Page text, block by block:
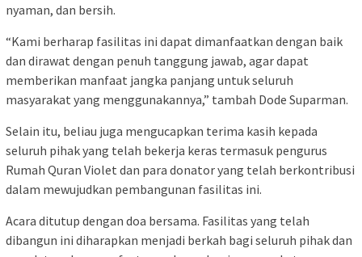
nyaman, dan bersih.
“Kami berharap fasilitas ini dapat dimanfaatkan dengan baik
dan dirawat dengan penuh tanggung jawab, agar dapat
memberikan manfaat jangka panjang untuk seluruh
masyarakat yang menggunakannya,” tambah Dode Suparman.
Selain itu, beliau juga mengucapkan terima kasih kepada
seluruh pihak yang telah bekerja keras termasuk pengurus
Rumah Quran Violet dan para donator yang telah berkontribusi
dalam mewujudkan pembangunan fasilitas ini.
Acara ditutup dengan doa bersama. Fasilitas yang telah
dibangun ini diharapkan menjadi berkah bagi seluruh pihak dan